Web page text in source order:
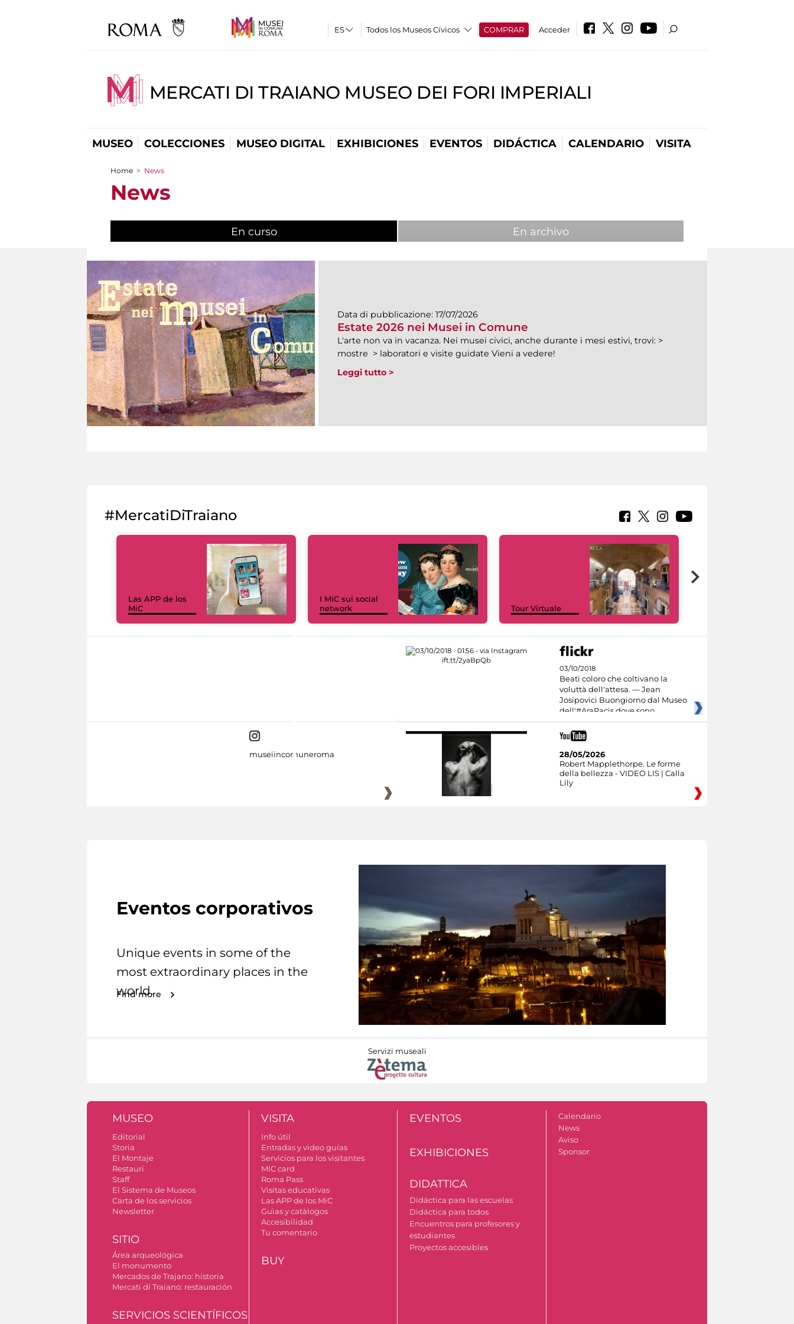
Todos los Museos Cívicos COMPRAR Acceder
MERCATI DI TRAIANO MUSEO DEI FORI IMPERIALI
MUSEO COLECCIONES MUSEO DIGITAL EXHIBICIONES EVENTOS DIDÁCTICA CALENDARIO VISITA
You are here
Home > News
News
En curso(active tab) En archivo
Data di pubblicazione: 17/07/2026
Estate 2026 nei Musei in Comune
L'arte non va in vacanza. Nei musei civici, anche durante i mesi estivi, trovi: >
mostre > laboratori e visite guidate Vieni a vedere!
Leggi tutto >
#MercatiDiTraiano
Las APP de los
MiC
I MiC sui social
network
Tour Virtuale
03/10/2018
Beati coloro che coltivano la
voluttà dell'attesa. — Jean
Josipovici Buongiorno dal Museo
dell'#AraPacis dove sono
museiincomuneroma
28/05/2026
Robert Mapplethorpe. Le forme
della bellezza - VIDEO LIS | Calla
Lily
Eventos corporativos
Unique events in some of the
most extraordinary places in the
world.
Find more
Servizi museali
MUSEO
Editorial
Storia
El Montaje
Restauri
Staff
El Sistema de Museos
Carta de los servicios
Newsletter
SITIO
Área arqueológica
El monumento
Mercados de Trajano: historia
Mercati di Traiano: restauración
SERVICIOS SCIENTÍFICOS
VISITA
Info útil
Entradas y video guías
Servicios para los visitantes
MIC card
Roma Pass
Visitas educativas
Las APP de los MiC
Guìas y catàlogos
Accesibilidad
Tu comentario
BUY
EVENTOS
EXHIBICIONES
DIDATTICA
Didáctica para las escuelas
Didáctica para todos
Encuentros para profesores y
estudiantes
Proyectos accesibles
Calendario
News
Aviso
Sponsor